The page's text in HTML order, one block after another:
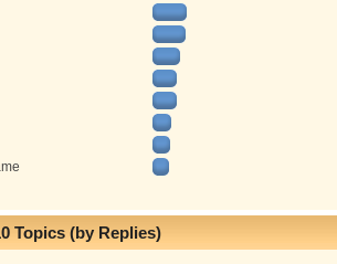
Topics (by Replies)